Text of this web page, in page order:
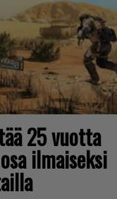
25 vuotta
ilmaiseksi